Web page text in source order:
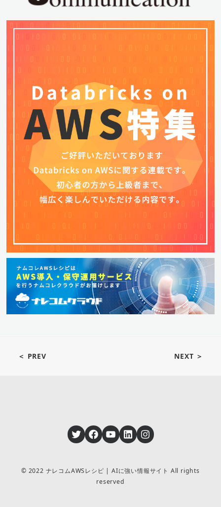
＜ PREV NEXT ＞
Twitter Facebook YouTube LinkedIn Instagram
© 2022 ナレコムAWSレシピ | AIに強い情報サイト All rights
reserved